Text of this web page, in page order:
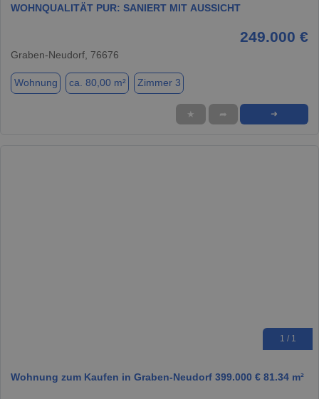
WOHNQUALITÄT PUR: SANIERT MIT AUSSICHT
249.000 €
Graben-Neudorf, 76676
Wohnung ca. 80,00 m² Zimmer 3
★ ➦ ➜
1 / 1
Wohnung zum Kaufen in Graben-Neudorf 399.000 € 81.34 m²